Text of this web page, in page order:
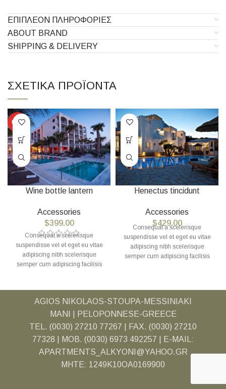
ΕΠΙΠΛΈΟΝ ΠΛΗΡΟΦΟΡΊΕΣ
ABOUT BRAND
SHIPPING & DELIVERY
ΣΧΕΤΙΚΆ ΠΡΟΪΌΝΤΑ
HOT
Wine bottle lantern
Accessories
$399.00
Consequat a scelerisque
suspendisse vel et eget eu vitae
adipiscing nibh scelerisque
semper cum adipiscing facilisis
Habitasse a purus nec ipsum a
urna ac ullamcorper varius metus
blandit posuere.
Henectus tincidunt
Accessories
$429.00
Consequat a scelerisque
suspendisse vel et eget eu vitae
adipiscing nibh scelerisque
semper cum adipiscing facilisis
urna ac ullamcorper varius metus
blandit posuere.
AGIOS NIKOLAOS-STOUPA-MESSINIAKI
MANI | PELOPONNESE-GREECE
TEL. (0030) 27210 77267 | FAX. (0030) 27210
77328 | MOB. (0030) 6973 492257 | E-MAIL:
APARTMENTS_ALKYONI@YAHOO.GR
MHTE: 1249K10OA0169900